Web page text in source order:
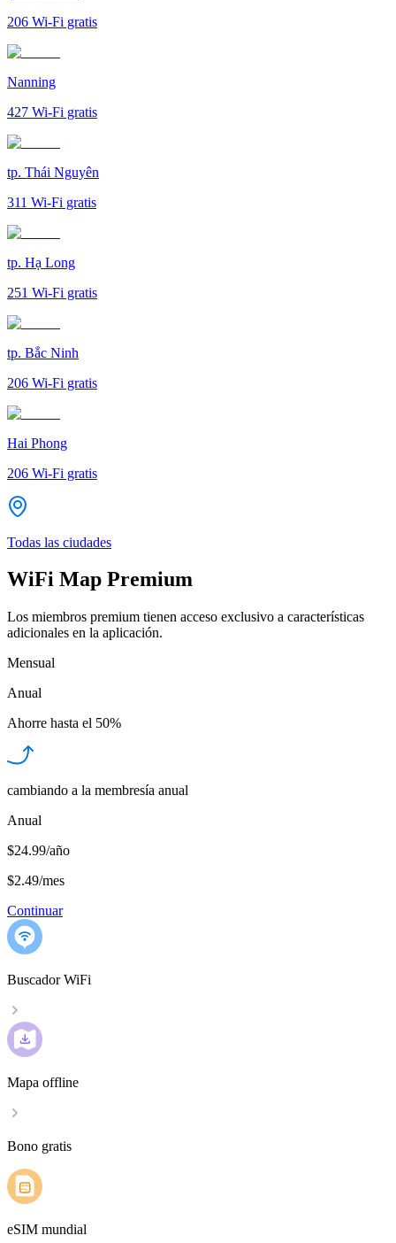
206 Wi-Fi gratis
Nanning
427 Wi-Fi gratis
tp. Thái Nguyên
311 Wi-Fi gratis
tp. Hạ Long
251 Wi-Fi gratis
tp. Bắc Ninh
206 Wi-Fi gratis
Hai Phong
206 Wi-Fi gratis
Todas las ciudades
WiFi Map Premium
Los miembros premium tienen acceso exclusivo a características
adicionales en la aplicación.
Mensual
Anual
Ahorre hasta el 50%
cambiando a la membresía anual
Anual
$24.99/año
$2.49/mes
Continuar
Buscador WiFi
Mapa offline
Bono gratis
eSIM mundial